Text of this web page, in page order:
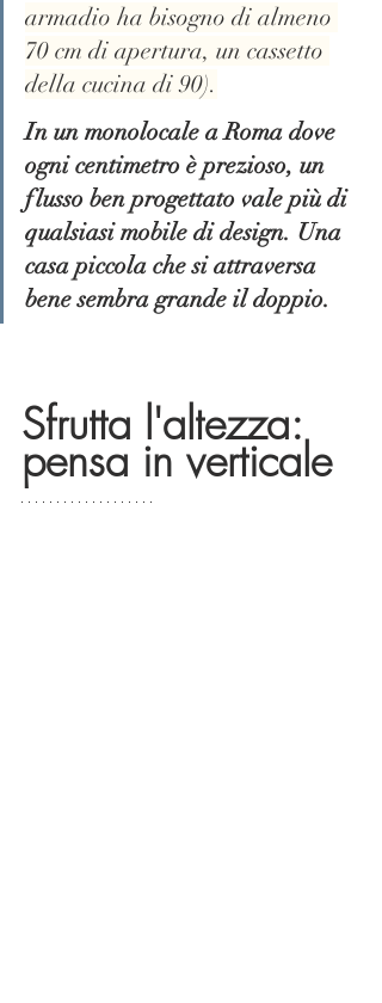
armadio ha bisogno di almeno
70 cm di apertura, un cassetto
della cucina di 90).
In un monolocale a Roma dove
ogni centimetro è prezioso, un
flusso ben progettato vale più di
qualsiasi mobile di design. Una
casa piccola che si attraversa
bene sembra grande il doppio.
Sfrutta l'altezza:
pensa in verticale